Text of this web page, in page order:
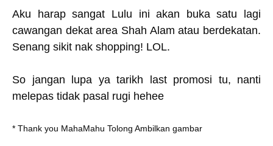
Aku harap sangat Lulu ini akan buka satu lagi
cawangan dekat area Shah Alam atau berdekatan.
Senang sikit nak shopping! LOL.
So jangan lupa ya tarikh last promosi tu, nanti
melepas tidak pasal rugi hehee
* Thank you MahaMahu Tolong Ambilkan gambar